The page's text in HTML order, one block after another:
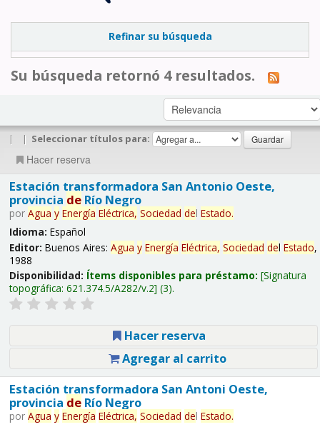
Refinar su búsqueda
Su búsqueda retornó 4 resultados.
| | Seleccionar títulos para:
Hacer reserva
Estación transformadora San Antonio Oeste,
provincia deRío Negro
por Agua y Energía Eléctrica, Sociedad del Estado.
Idioma: Español
Editor: Buenos Aires: Agua y Energía Eléctrica, Sociedad del Estado,
1988
Disponibilidad: Ítems disponibles para préstamo: Signatura
topográfica: 621.374.5/A282/v.2 (3).
Hacer reserva
Agregar al carrito
Estación transformadora San Antoni Oeste,
provincia deRío Negro
por Agua y Energía Eléctrica, Sociedad del Estado.